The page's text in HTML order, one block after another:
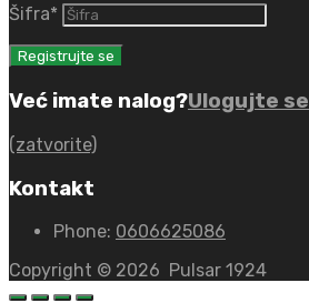
Šifra*
Već imate nalog?Ulogujte se
(zatvorite)
Kontakt
Phone: 0606625086
Copyright © 2026 Pulsar 1924